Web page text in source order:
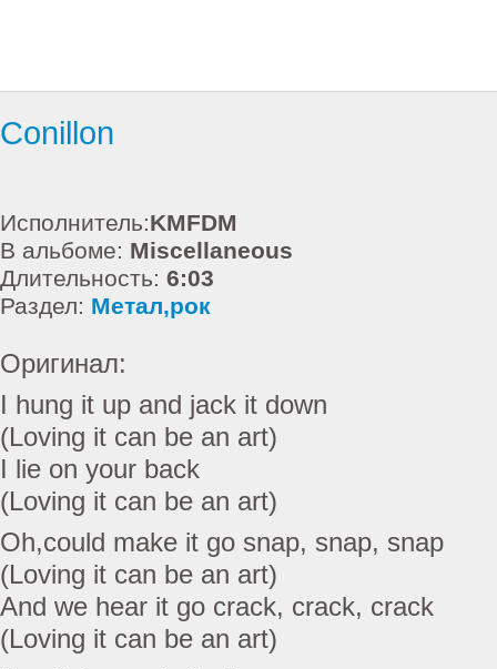
Conillon
Исполнитель:KMFDM
В альбоме: Miscellaneous
Длительность: 6:03
Раздел: Метал,рок
Оригинал:
I hung it up and jack it down
(Loving it can be an art)
I lie on your back
(Loving it can be an art)
Oh,could make it go snap, snap, snap
(Loving it can be an art)
And we hear it go crack, crack, crack
(Loving it can be an art)